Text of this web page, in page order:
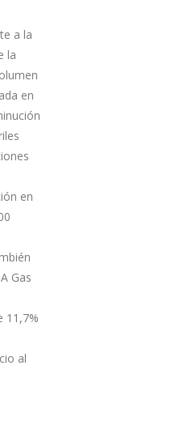
a la
la
en
en
Gas
11,7%
al